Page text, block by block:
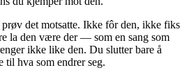
det motsatte. Ikke fôr den, ikke fiks
la den være der — som en sang som
ikke like den. Du slutter bare å
til hva som endrer seg.